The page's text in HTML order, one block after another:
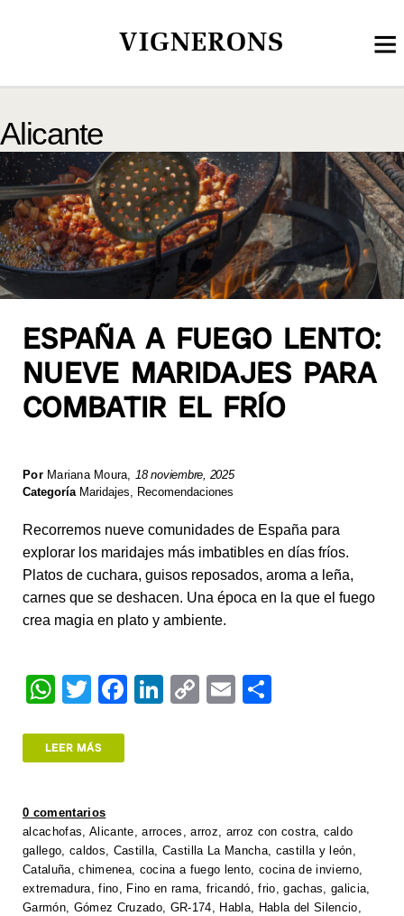
VIGNERONS
Alicante
ESPAÑA A FUEGO LENTO:
NUEVE MARIDAJES PARA
COMBATIR EL FRÍO
Por Mariana Moura 18 noviembre, 2025
Categoría Maridajes, Recomendaciones
Recorremos nueve comunidades de España para
explorar los maridajes más imbatibles en días fríos.
Platos de cuchara, guisos reposados, aroma a leña,
carnes que se deshacen. Una época en la que el fuego
crea magia en plato y ambiente.
W
at
A
p
p
T
tt
F
o
o
k
Li
n
C
n
k
E
LEER MÁS
0 comentarios
alcachofas, Alicante,arroces ,arroz, arroz con costra, caldo
gallego, caldos, Castilla, Castilla La Mancha, castilla y león,
Cataluña,chimenea, cocina a fuego lento, cocina de invierno,
extremadura,fino, Fino en rama, fricandó,frio,gachas, galicia,
Garmón, Gómez Cruzado, GR-174, Habla, Habla del Silencio,